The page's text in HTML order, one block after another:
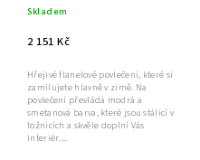
Skladem
2 151 Kč
Hřejivé flanelové povlečení, které si
zamilujete hlavně v zimě. Na
povlečení převládá modrá a
smetanová barva, které jsou stálicí v
ložnicích a skvěle doplní Vás
interiér....